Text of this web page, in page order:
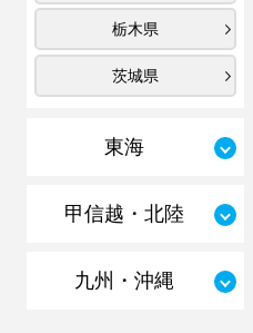
栃木県
茨城県
東海
甲信越・北陸
九州・沖縄